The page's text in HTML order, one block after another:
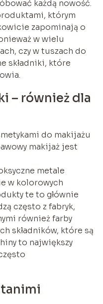
każdą nowość.
którym
zapominają o
w wielu
czy w tuszach do
składniki, które
– również dla
do makijażu
makijaż jest
metale
w kolorowych
te to głównie
często z fabryk,
również farby
składników, które są
to największy
tanimi